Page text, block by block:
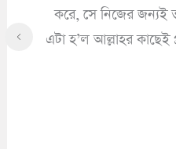
করে, সে নিজের জন্যই
এটা হ’ল আল্লাহর কাছেই